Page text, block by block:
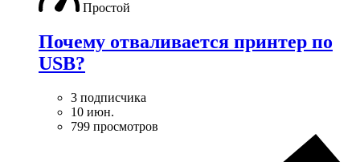
Простой
Почему отваливается принтер по
USB?
3 подписчика
10 июн.
799 просмотров